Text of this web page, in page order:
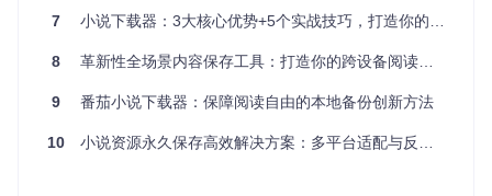
输入“git clone https://gitcode.com/gh_mirrors/fa/fanqienovel-
downloader”，然后进入项目目录“cd fanqienovel-downloade
果：成功安装工具，为后续使用做好准备。
目标：启动Web界面进行小说下载
障碍：不知道如何启动Web服务 解决方案：进入src源码目录
7 小说下载器：3大核心优势+5个实战技巧，打造你的私人阅读库
8 革新性全场景内容保存工具：打造你的跨设备阅读生态
9 番茄小说下载器：保障阅读自由的本地备份创新方法
10 小说资源永久保存高效解决方案：多平台适配与反爬破解全面指南